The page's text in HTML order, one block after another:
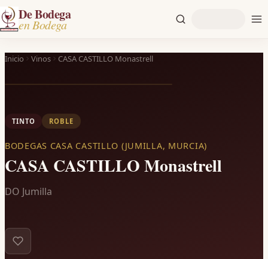
De Bodega
en Bodega
Inicio Vinos CASA CASTILLO Monastrell
TINTO ROBLE
BODEGAS CASA CASTILLO (JUMILLA, MURCIA)
CASA CASTILLO Monastrell
DO Jumilla